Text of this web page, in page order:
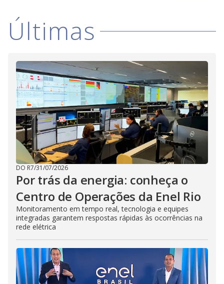
i
d
e
o
Últimas
DO R7/31/07/2026
Por trás da energia: conheça o
Centro de Operações da Enel Rio
Monitoramento em tempo real, tecnologia e equipes
integradas garantem respostas rápidas às ocorrências na
rede elétrica